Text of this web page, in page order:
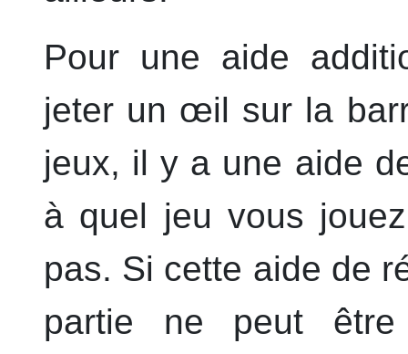
Pour une aide
jeter un œil sur la
jeux, il y a une aide
à quel jeu vous
pas. Si cette aide de
partie ne peut